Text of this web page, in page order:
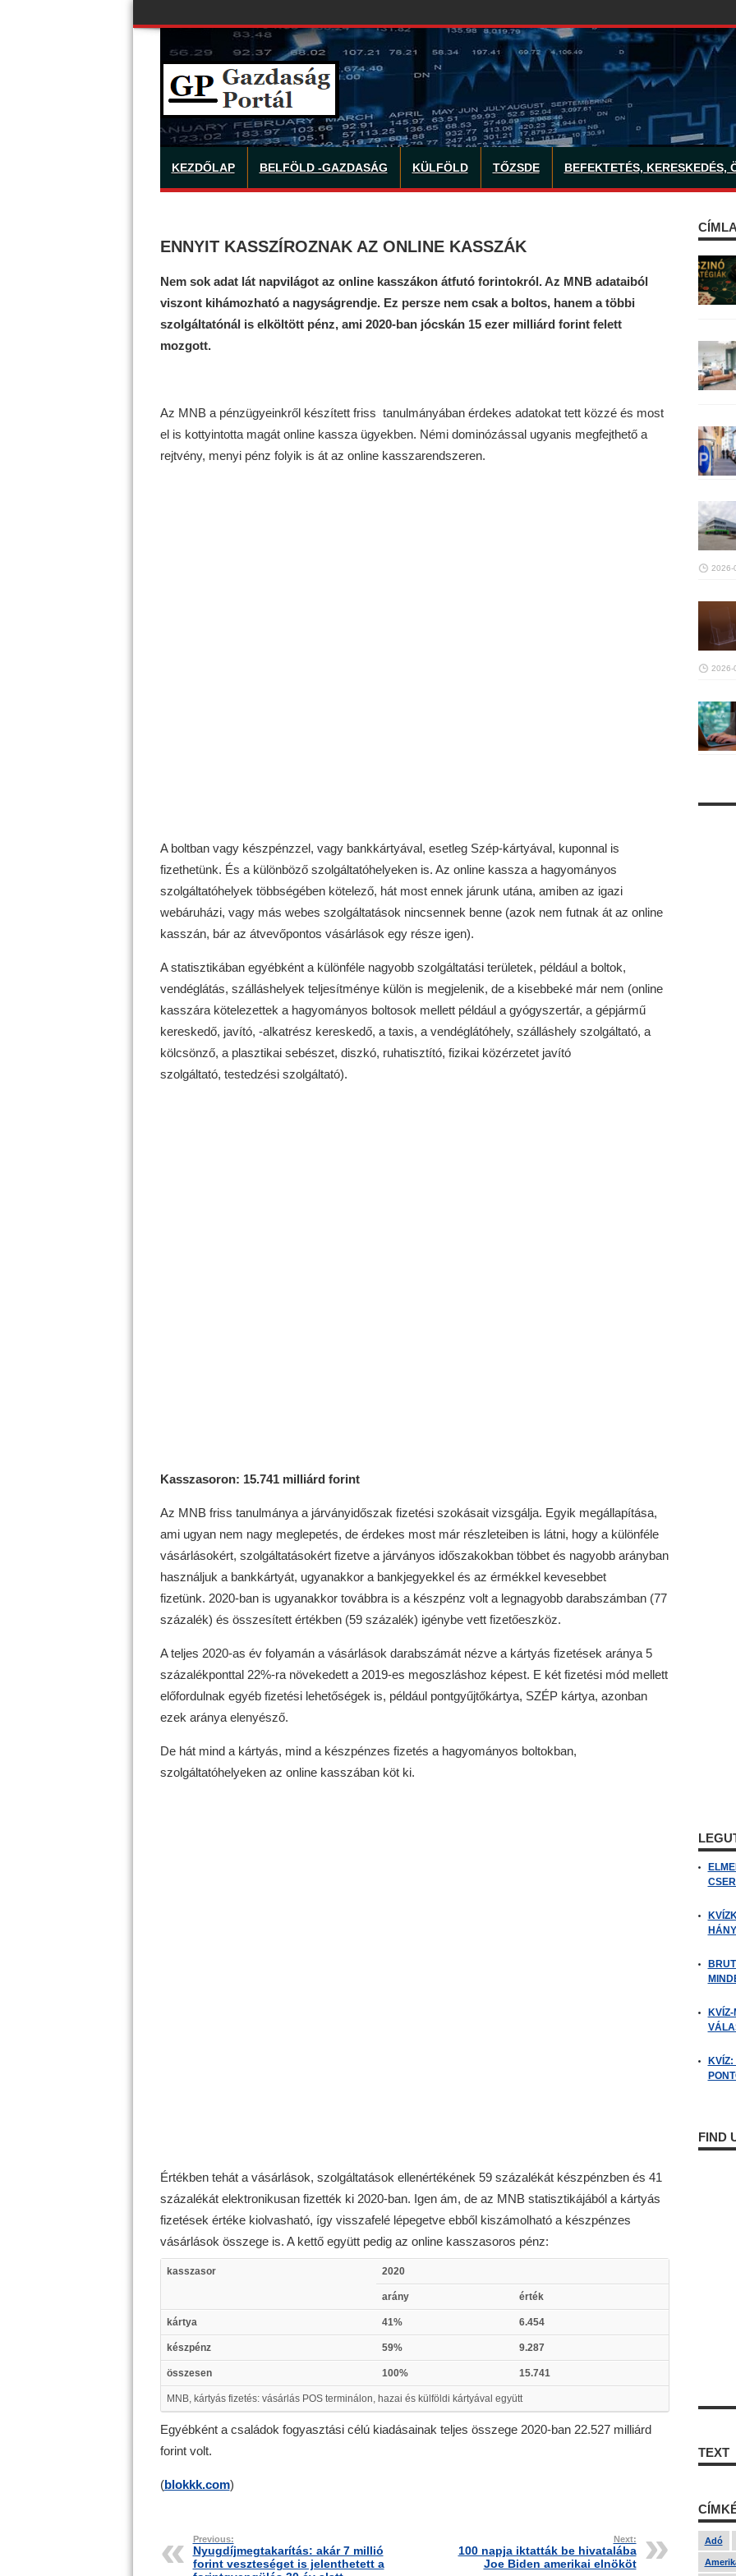
KEZDŐLAP BELFÖLD -GAZDASÁG KÜLFÖLD TŐZSDE BEFEKTETÉS, KERESKEDÉS,
ENNYIT KASSZÍROZNAK AZ ONLINE KASSZÁK
Nem sok adat lát napvilágot az online kasszákon átfutó forintokról. Az MNB adataiból
viszont kihámozható a nagyságrendje. Ez persze nem csak a boltos, hanem a többi
szolgáltatónál is elköltött pénz, ami 2020-ban jócskán 15 ezer milliárd forint felett
mozgott.
Az MNB a pénzügyeinkről készített friss tanulmányában érdekes adatokat tett közzé és most
el is kottyintotta magát online kassza ügyekben. Némi dominózással ugyanis megfejthető a
rejtvény, menyi pénz folyik is át az online kasszarendszeren.
A boltban vagy készpénzzel, vagy bankkártyával, esetleg Szép-kártyával, kuponnal is
fizethetünk. És a különböző szolgáltatóhelyeken is. Az online kassza a hagyományos
szolgáltatóhelyek többségében kötelező, hát most ennek járunk utána, amiben az igazi
webáruházi, vagy más webes szolgáltatások nincsennek benne (azok nem futnak át az online
kasszán, bár az átvevőpontos vásárlások egy része igen).
A statisztikában egyébként a különféle nagyobb szolgáltatási területek, például a boltok,
vendéglátás, szálláshelyek teljesítménye külön is megjelenik, de a kisebbeké már nem (online
kasszára kötelezettek a hagyományos boltosok mellett például a gyógyszertár, a gépjármű
kereskedő, javító, -alkatrész kereskedő, a taxis, a vendéglátóhely, szálláshely szolgáltató, a
kölcsönző, a plasztikai sebészet, diszkó, ruhatisztító, fizikai közérzetet javító
szolgáltató, testedzési szolgáltató).
Kasszasoron: 15.741 milliárd forint
Az MNB friss tanulmánya a járványidőszak fizetési szokásait vizsgálja. Egyik megállapítása,
ami ugyan nem nagy meglepetés, de érdekes most már részleteiben is látni, hogy a különféle
vásárlásokért, szolgáltatásokért fizetve a járványos időszakokban többet és nagyobb arányban
használjuk a bankkártyát, ugyanakkor a bankjegyekkel és az érmékkel kevesebbet
fizetünk. 2020-ban is ugyanakkor továbbra is a készpénz volt a legnagyobb darabszámban (77
százalék) és összesített értékben (59 százalék) igénybe vett fizetőeszköz.
A teljes 2020-as év folyamán a vásárlások darabszámát nézve a kártyás fizetések aránya 5
százalékponttal 22%-ra növekedett a 2019-es megoszláshoz képest. E két fizetési mód mellett
előfordulnak egyéb fizetési lehetőségek is, például pontgyűjtőkártya, SZÉP kártya, azonban
ezek aránya elenyésző.
De hát mind a kártyás, mind a készpénzes fizetés a hagyományos boltokban,
szolgáltatóhelyeken az online kasszában köt ki.
Értékben tehát a vásárlások, szolgáltatások ellenértékének 59 százalékát készpénzben és 41
százalékát elektronikusan fizették ki 2020-ban. Igen ám, de az MNB statisztikájából a kártyás
fizetések értéke kiolvasható, így visszafelé lépegetve ebből kiszámolható a készpénzes
vásárlások összege is. A kettő együtt pedig az online kasszasoros pénz:
kasszasor 2020
arány érték
kártya 41% 6.454
készpénz 59% 9.287
összesen 100% 15.741
MNB, kártyás fizetés: vásárlás POS terminálon, hazai és külföldi kártyával együtt
Egyébként a családok fogyasztási célú kiadásainak teljes összege 2020-ban 22.527 milliárd
forint volt.
(blokkk.com)
Previous:
Nyugdíjmegtakarítás: akár 7 millió
forint veszteséget is jelenthetett a
Next:
100 napja iktatták be hivatalába
Joe Biden amerikai elnököt
2026-
2026-
FIND
TEXT
Adó